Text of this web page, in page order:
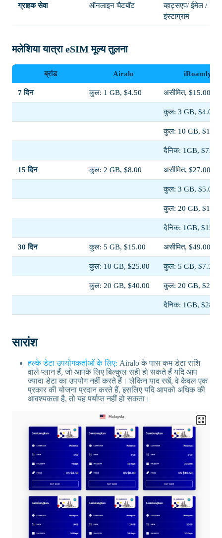
ग्राहक सेवा ऑनलाइन चैटबॉट
व्हाट्सएप/ ईमेल /
इंस्टाग्राम
मलेशिया यात्रा eSIM मूल्य तुलना
ब्रांड Airalo iRoamly
7 दिन कुल: 1 GB, $4.50 असीमित, $15.00
कुल: 3 GB, $4.00
कुल: 10 GB,
दैनिक: 1GB, $7.50
15 दिन कुल: 2 GB, $8.00 असीमित, $27.00
कुल: 3 GB, $5.00
कुल: 20 GB,
दैनिक: 1GB,
30 दिन कुल: 5 GB, $15.00 असीमित, $49.00
कुल: 10 GB, $25.00 कुल: 5 GB, $7.50
कुल: 20 GB, $40.00 कुल: 20 GB,
दैनिक: 1GB,
सारांश
हल्के डेटा उपयोगकर्ताओं के लिए: Airalo के पास कम डेटा राशि
वाले प्लान हैं, जो आपके लिए बिल्कुल सही हो सकते हैं यदि आप
ज्यादा डेटा का उपयोग नहीं करते हैं। लेकिन याद रखें, वे केवल एक
प्रकार की योजना प्रदान करते हैं, इसलिए यदि आपको अधिक की
आवश्यकता है, तो यह पर्याप्त नहीं हो सकता।